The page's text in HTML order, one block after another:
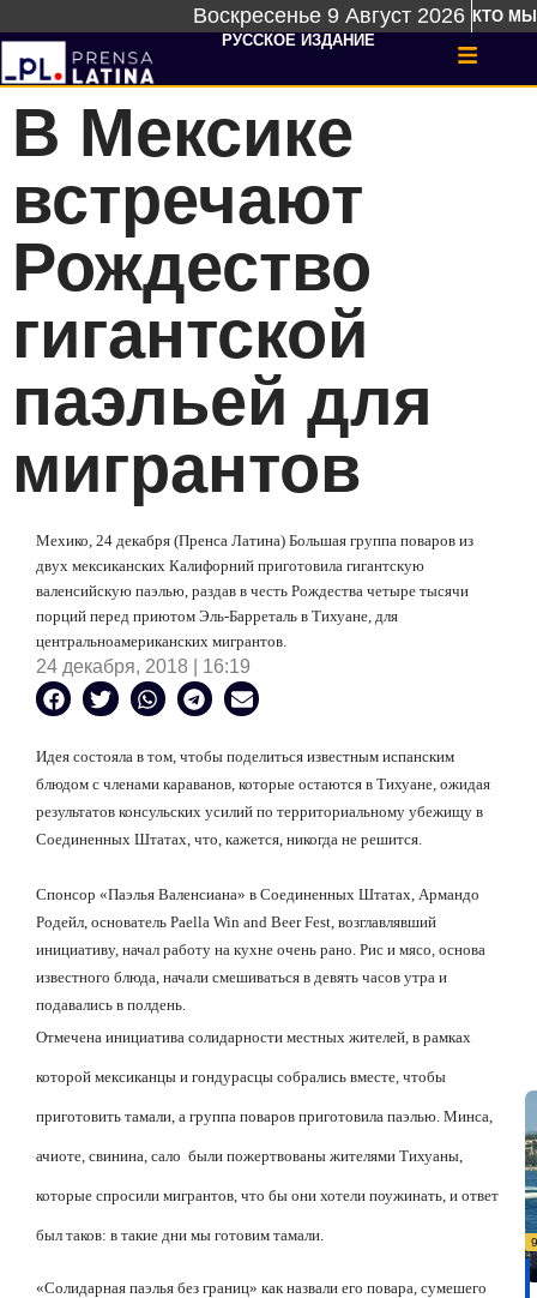
Воскресенье 9 Август 2026 КТО МЫ
РУССКОЕ ИЗДАНИЕ
В Мексике
встречают
Рождество
гигантской
паэльей для
мигрантов
Мехико, 24 декабря (Пренса Латина) Большая группа поваров из
двух мексиканских Калифорний приготовила гигантскую
валенсийскую паэлью, раздав в честь Рождества четыре тысячи
порций перед приютом Эль-Барреталь в Тихуане, для
центральноамериканских мигрантов.
24 декабря, 2018 | 16:19
Идея состояла в том, чтобы поделиться известным испанским
блюдом с членами караванов, которые остаются в Тихуане, ожидая
результатов консульских усилий по территориальному убежищу в
Соединенных Штатах, что, кажется, никогда не решится.
Спонсор «Паэлья Валенсиана» в Соединенных Штатах, Армандо
Родейл, основатель Paella Win and BeerFest, возглавлявший
инициативу, начал работу на кухне очень рано. Рис и мясо, основа
известного блюда, начали смешиваться в девять часов утра и
подавались в полдень.
Отмечена инициатива солидарности местных жителей, в рамках
которой мексиканцы и гондурасцы собрались вместе, чтобы
приготовить тамали, а группа поваров приготовила паэлью. Минса,
ачиоте, свинина, сало были пожертвованы жителями Тихуаны,
которые спросили мигрантов, что бы они хотели поужинать, и ответ
был таков: в такие дни мы готовим тамали.
«Солидарная паэлья без границ» как назвали его повара, сумешего